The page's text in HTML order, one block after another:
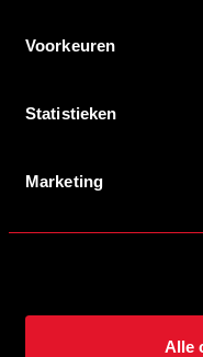
Voorkeuren
Statistieken
Marketing
Alle
PHILIPPE VAN ESCH
VOORUITBLIKT OP HET